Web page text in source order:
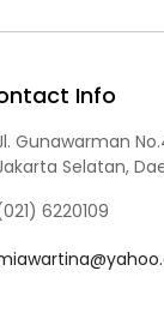
Info
Gunawarman
Selatan,
6220109